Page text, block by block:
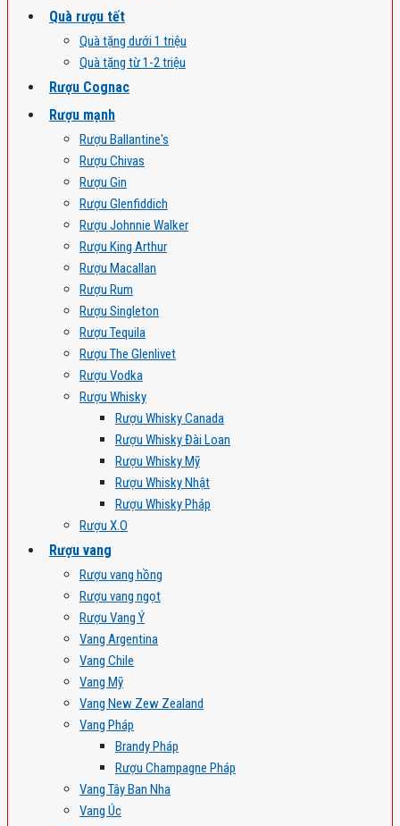
Quà rượu tết
Quà tặng dưới 1 triệu
Quà tặng từ 1-2 triệu
Rượu Cognac
Rượu mạnh
Rượu Ballantine's
Rượu Chivas
Rượu Gin
Rượu Glenfiddich
Rượu Johnnie Walker
Rượu King Arthur
Rượu Macallan
Rượu Rum
Rượu Singleton
Rượu Tequila
Rượu The Glenlivet
Rượu Vodka
Rượu Whisky
Rượu Whisky Canada
Rượu Whisky Đài Loan
Rượu Whisky Mỹ
Rượu Whisky Nhật
Rượu Whisky Pháp
Rượu X.O
Rượu vang
Rượu vang hồng
Rượu vang ngọt
Rượu Vang Ý
Vang Argentina
Vang Chile
Vang Mỹ
Vang New Zew Zealand
Vang Pháp
Brandy Pháp
Rượu Champagne Pháp
Vang Tây Ban Nha
Vang Úc